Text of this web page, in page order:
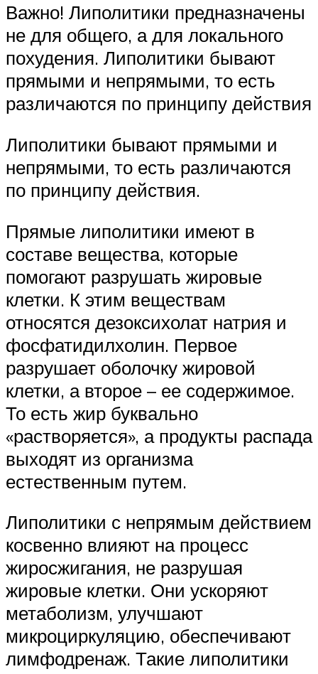
Важно! Липолитики предназначены
не для общего, а для локального
похудения. Липолитики бывают
прямыми и непрямыми, то есть
различаются по принципу действия
Липолитики бывают прямыми и
непрямыми, то есть различаются
по принципу действия.
Прямые липолитики имеют в
составе вещества, которые
помогают разрушать жировые
клетки. К этим веществам
относятся дезоксихолат натрия и
фосфатидилхолин. Первое
разрушает оболочку жировой
клетки, а второе – ее содержимое.
То есть жир буквально
«растворяется», а продукты распада
выходят из организма
естественным путем.
Липолитики с непрямым действием
косвенно влияют на процесс
жиросжигания, не разрушая
жировые клетки. Они ускоряют
метаболизм, улучшают
микроциркуляцию, обеспечивают
лимфодренаж. Такие липолитики